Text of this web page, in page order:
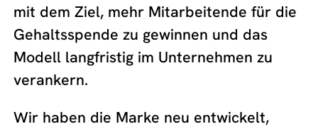
mit dem Ziel, mehr Mitarbeitende für die
Gehaltsspende zu gewinnen und das
Modell langfristig im Unternehmen zu
verankern.
Wir haben die Marke neu entwickelt,